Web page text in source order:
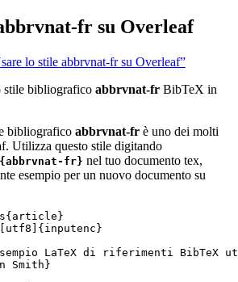
fr su Overleaf
lo stile abbrvnat-fr su Overleaf”
stile bibliografico abbrvnat-fr BibTeX in
bibliografico abbrvnat-fr è uno dei molti
Utilizza questo stile digitando
fr} nel tuo documento tex,
esempio per un nuovo documento su
{ article }
utf8 ]{ inputenc }
LaTeX di riferimenti
Smith}